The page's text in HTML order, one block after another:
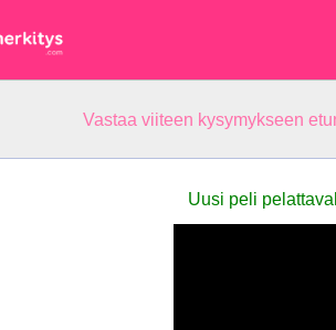
Vastaa viiteen kysymykseen
Uusi peli